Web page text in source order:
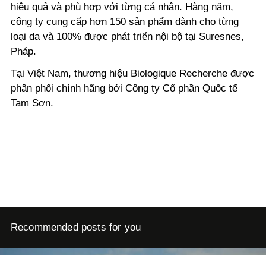
hiệu quả và phù hợp với từng cá nhân. Hàng năm,
công ty cung cấp hơn 150 sản phẩm dành cho từng
loại da và 100% được phát triển nội bộ tại Suresnes,
Pháp.
Tại Việt Nam, thương hiệu Biologique Recherche được
phân phối chính hãng bởi Công ty Cổ phần Quốc tế
Tam Sơn.
Recommended posts for you